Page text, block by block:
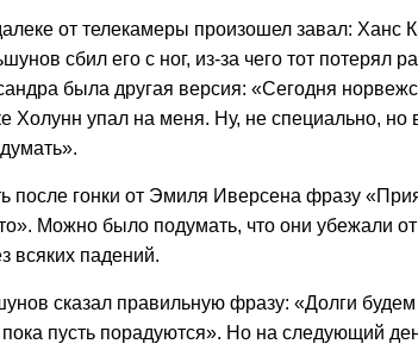
от телекамеры произошел завал: Ханс
сбил его с ног, из-за чего тот потерял
была другая версия: «Сегодня
Холунн упал на меня. Ну, не специально, но
после гонки от Эмиля Иверсена фразу
Можно было подумать, что они убежали
всяких падений.
сказал правильную фразу: «Долги будем
пусть порадуются». Но на следующий